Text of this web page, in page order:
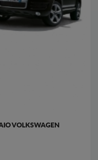
VOLKSWAGEN